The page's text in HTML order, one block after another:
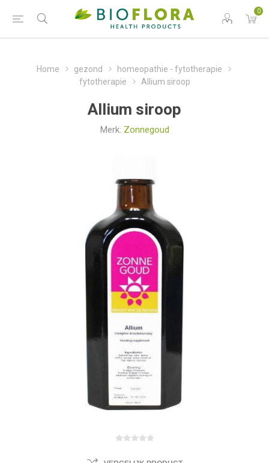
0
Home gezond
homeopathie - fytotherapie
fytotherapie
Allium siroop
Allium siroop
Merk: Zonnegoud